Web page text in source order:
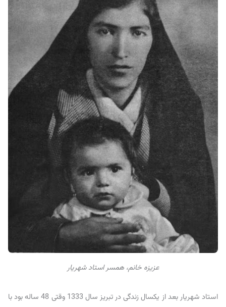
عزیزه خانم، همسر استاد شهریار
استاد شهریار بعد از یکسال زندگی در تبریز سال 1333 وقتی 48 ساله بود با